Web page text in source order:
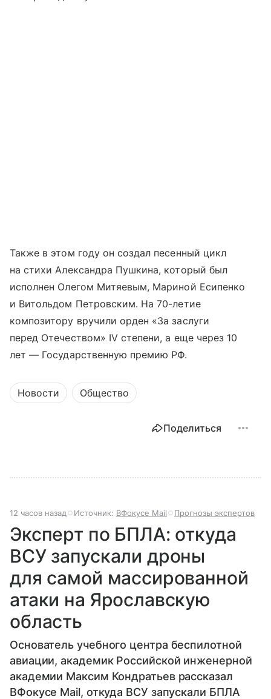
Также в этом году он создал песенный цикл
на стихи Александра Пушкина, который был
исполнен Олегом Митяевым, Мариной Есипенко
и Витольдом Петровским. На 70-летие
композитору вручили орден «За заслуги
перед Отечеством» IV степени, а еще через 10
лет — Государственную премию РФ.
Новости Общество
Поделиться
12 часов назад Источник: ВФокусе Mail Прогнозы экспертов
Эксперт по БПЛА: откуда
ВСУ запускали дроны
для самой массированной
атаки на Ярославскую
область
Основатель учебного центра беспилотной
авиации, академик Российской инженерной
академии Максим Кондратьев рассказал
ВФокусе Mail, откуда ВСУ запускали БПЛА